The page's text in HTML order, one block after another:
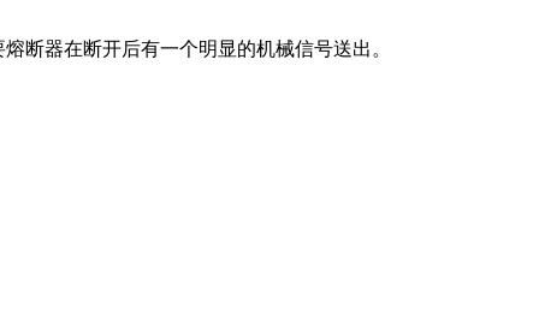
断器在断开后有一个明显的机械信号送出。